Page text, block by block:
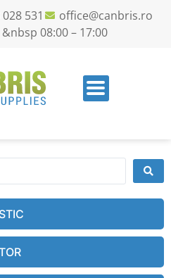
531
office@canbris.ro
08:00 – 17:00